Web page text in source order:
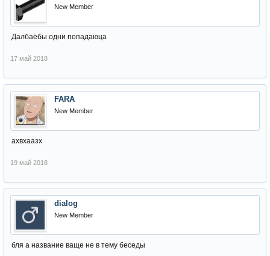
New Member
Далбаёбы одни попадаюца
17 май 2018
FARA
New Member
ахвхаазх
19 май 2018
dialog
New Member
бля а название ваще не в тему беседы